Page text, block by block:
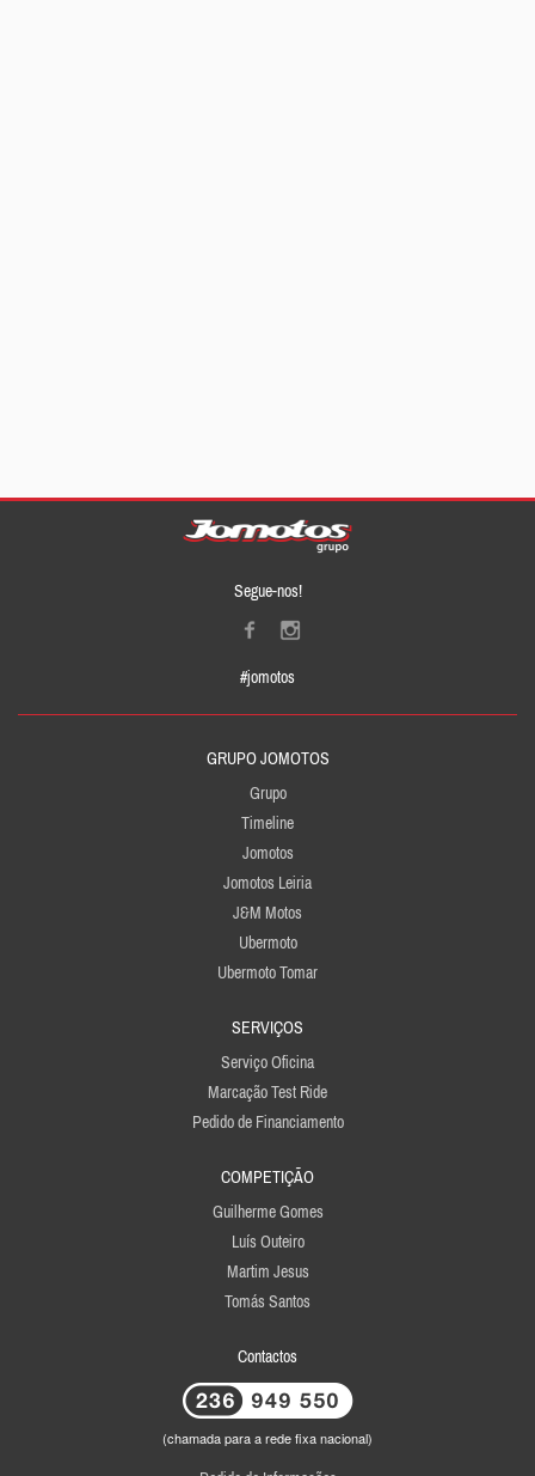
Segue-nos!
#jomotos
GRUPO JOMOTOS
Grupo
Timeline
Jomotos
Jomotos Leiria
J&M Motos
Ubermoto
Ubermoto Tomar
SERVIÇOS
Serviço Oficina
Marcação Test Ride
Pedido de Financiamento
COMPETIÇÃO
Guilherme Gomes
Luís Outeiro
Martim Jesus
Tomás Santos
Contactos
(chamada para a rede fixa nacional)